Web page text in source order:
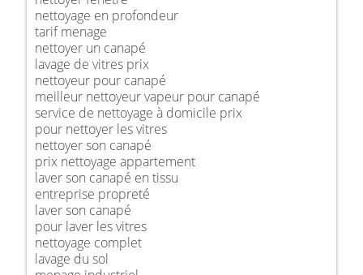
nettoyage en profondeur
tarif menage
nettoyer un canapé
lavage de vitres prix
nettoyeur pour canapé
meilleur nettoyeur vapeur pour canapé
service de nettoyage à domicile prix
pour nettoyer les vitres
nettoyer son canapé
prix nettoyage appartement
laver son canapé en tissu
entreprise propreté
laver son canapé
pour laver les vitres
nettoyage complet
lavage du sol